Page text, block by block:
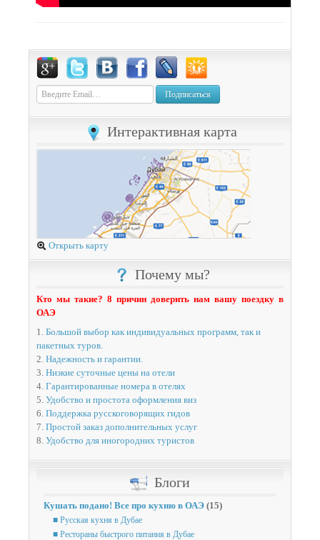
Подписаться
Интерактивная карта
Открыть карту
Почему мы?
Кто мы такие? 8 причин доверить нам вашу поездку в
ОАЭ
1. Большой выбор как индивидуальных программ, так и
пакетных туров.
2. Надежность и гарантии.
3. Низкие суточные цены на отели
4. Гарантированные номера в отелях
5. Удобство и простота оформления виз
6. Поддержка русскоговорящих гидов
7. Простой заказ дополнительных услуг
8. Удобство для иногородних туристов
Блоги
Кушать подано! Все про кухню в ОАЭ (15)
■ Русская кухня в Дубае
■ Рестораны быстрого питания в Дубае